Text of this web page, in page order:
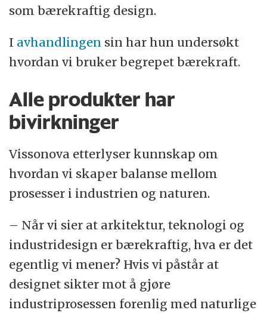
som bærekraftig design.
I avhandlingen sin har hun undersøkt
hvordan vi bruker begrepet bærekraft.
Alle produkter har
bivirkninger
Vissonova etterlyser kunnskap om
hvordan vi skaper balanse mellom
prosesser i industrien og naturen.
– Når vi sier at arkitektur, teknologi og
industridesign er bærekraftig, hva er det
egentlig vi mener? Hvis vi påstår at
designet sikter mot å gjøre
industriprosessen forenlig med naturlige